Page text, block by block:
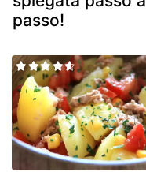
passo!